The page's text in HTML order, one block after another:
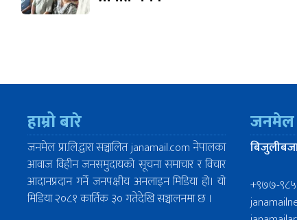
हाम्रो बारे
जनमेल प्रा.लि.द्वारा सञ्चालित janamail.com नेपालका
आवाज विहीन जनसमुदायको सूचना समाचार र विचार
आदानप्रदान गर्ने जनपक्षीय अनलाइन मिडिया हो। यो
मिडिया २०८१ कार्तिक ३० गतेदेखि सञ्चालनमा छ ।
जनमेल
+९७७-